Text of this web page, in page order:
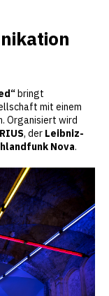
bringt
mit einem
Organisiert wird
, der Leibniz-
Nova.